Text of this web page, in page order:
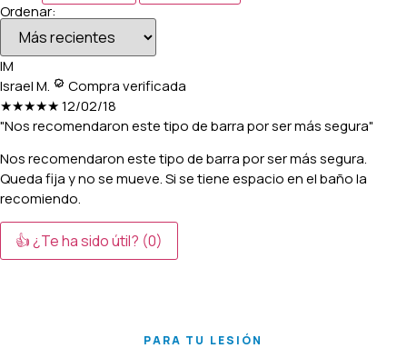
Ordenar:
IM
Israel M.
Compra verificada
★★★★★12/02/18
"Nos recomendaron este tipo de barra por ser más segura"
Nos recomendaron este tipo de barra por ser más segura.
Queda fija y no se mueve. Si se tiene espacio en el baño la
recomiendo.
👍 ¿Te ha sido útil? (0)
PARA TU LESIÓN